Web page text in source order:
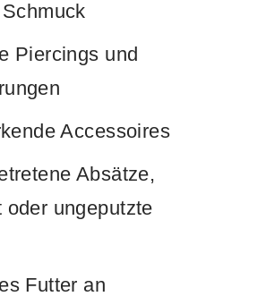
Schmuck
Piercings und
Accessoires
Absätze,
oder ungeputzte
Futter an